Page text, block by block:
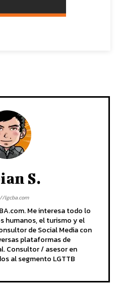
S.
lgcba.com
Me interesa todo lo
humanos, el turismo y el
de Social Media con
plataformas de
Consultor / asesor en
al segmento LGTTB